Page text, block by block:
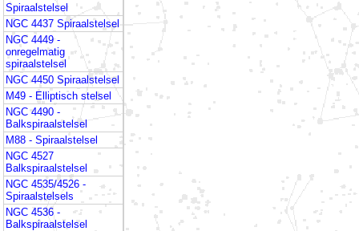
Spiraalstelsel
NGC 4437 Spiraalstelsel
NGC 4449 -
onregelmatig
spiraalstelsel
NGC 4450 Spiraalstelsel
M49 - Elliptisch stelsel
NGC 4490 -
Balkspiraalstelsel
M88 - Spiraalstelsel
NGC 4527
Balkspiraalstelsel
NGC 4535/4526 -
Spiraalstelsels
NGC 4536 -
Balkspiraalstelsel